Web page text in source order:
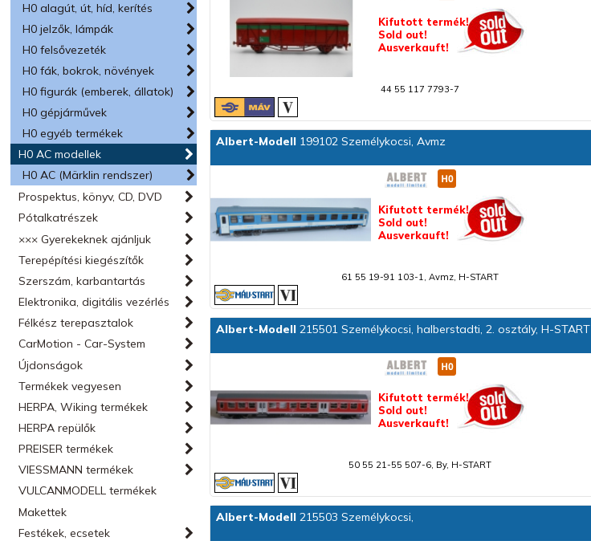
H0 alagút, út, híd, kerítés
H0 jelzők, lámpák
H0 felsővezeték
H0 fák, bokrok, növények
H0 figurák (emberek, állatok)
H0 gépjárművek
H0 egyéb termékek
H0 AC modellek
H0 AC (Märklin rendszer)
Prospektus, könyv, CD, DVD
Pótalkatrészek
××× Gyerekeknek ajánljuk
Terepépítési kiegészítők
Szerszám, karbantartás
Elektronika, digitális vezérlés
Félkész terepasztalok
CarMotion - Car-System
Újdonságok
Termékek vegyesen
HERPA, Wiking termékek
HERPA repülők
PREISER termékek
VIESSMANN termékek
VULCANMODELL termékek
Makettek
Festékek, ecsetek
Kifutott termék!
Sold out!
Ausverkauft!
44 55 117 7793-7
Albert-Modell 199102 Személykocsi, Avmz
Kifutott termék!
Sold out!
Ausverkauft!
61 55 19-91 103-1, Avmz, H-START
Albert-Modell 215501 Személykocsi, halberstadti, 2. osztály, H-START
Kifutott termék!
Sold out!
Ausverkauft!
50 55 21-55 507-6, By, H-START
Albert-Modell 215503 Személykocsi,